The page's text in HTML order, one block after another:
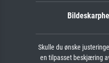
Skulle du ønske
en tilpasset beskjæring